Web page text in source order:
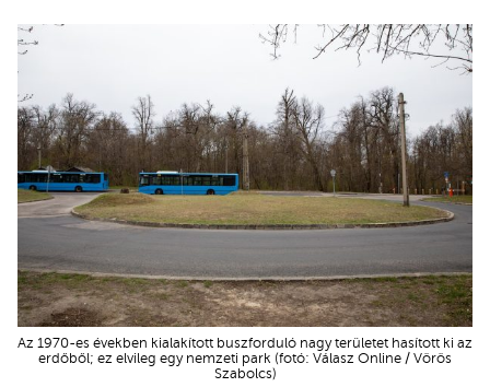
Az 1970-es években kialakított buszforduló nagy területet hasított ki az
erdőből; ez elvileg egy nemzeti park (fotó: Válasz Online / Vörös
Szabolcs)